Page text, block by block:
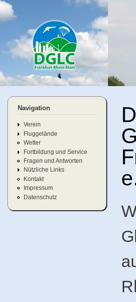
Navigation
Verein
Fluggelände
Wetter
Fortbildung und Service
Fragen und Antworten
Nützliche Links
Kontakt
Impressum
Datenschutz